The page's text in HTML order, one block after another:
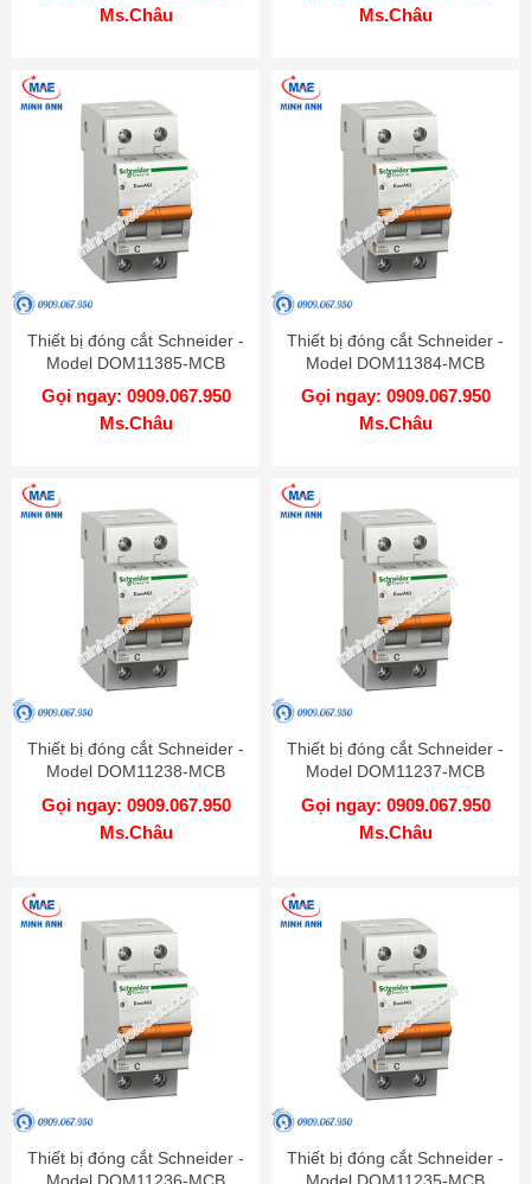
Ms.Châu
Ms.Châu
Thiết bị đóng cắt Schneider -
Model DOM11385-MCB
Gọi ngay: 0909.067.950
Ms.Châu
Thiết bị đóng cắt Schneider -
Model DOM11384-MCB
Gọi ngay: 0909.067.950
Ms.Châu
Thiết bị đóng cắt Schneider -
Model DOM11238-MCB
Gọi ngay: 0909.067.950
Ms.Châu
Thiết bị đóng cắt Schneider -
Model DOM11237-MCB
Gọi ngay: 0909.067.950
Ms.Châu
Thiết bị đóng cắt Schneider -
Model DOM11236-MCB
Thiết bị đóng cắt Schneider -
Model DOM11235-MCB